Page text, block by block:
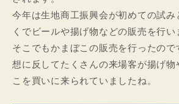
今年は生地商工振興会が初めての試み
くでビールや揚げ物などの販売を行い
そこでもかまぼこの販売を行ったの
想に反してたくさんの来場客が揚げ
こを買いに来られていましたね。